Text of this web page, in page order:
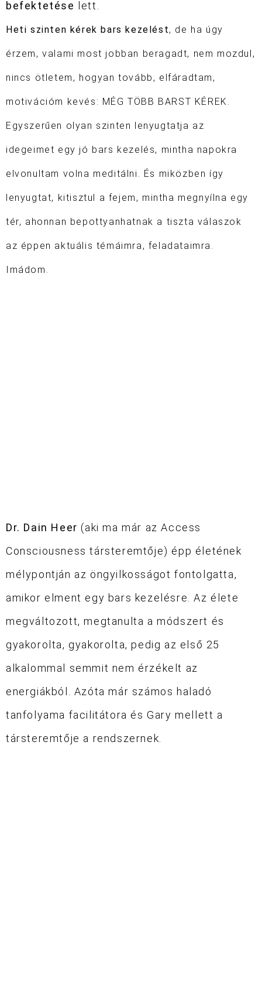
befektetése lett.
Heti szinten kérek bars kezelést, de ha úgy
érzem, valami most jobban beragadt, nem mozdul,
nincs ötletem, hogyan tovább, elfáradtam,
motivációm kevés: MÉG TÖBB BARST KÉREK.
Egyszerűen olyan szinten lenyugtatja az
idegeimet egy jó bars kezelés, mintha napokra
elvonultam volna meditálni. És miközben így
lenyugtat, kitisztul a fejem, mintha megnyílna egy
tér, ahonnan bepottyanhatnak a tiszta válaszok
az éppen aktuális témáimra, feladataimra.
Imádom.
Dr. Dain Heer (aki ma már az Access
Consciousness társteremtője) épp életének
mélypontján az öngyilkosságot fontolgatta,
amikor elment egy bars kezelésre. Az élete
megváltozott, megtanulta a módszert és
gyakorolta, gyakorolta, pedig az első 25
alkalommal semmit nem érzékelt az
energiákból. Azóta már számos haladó
tanfolyama facilitátora és Gary mellett a
társteremtője a rendszernek.